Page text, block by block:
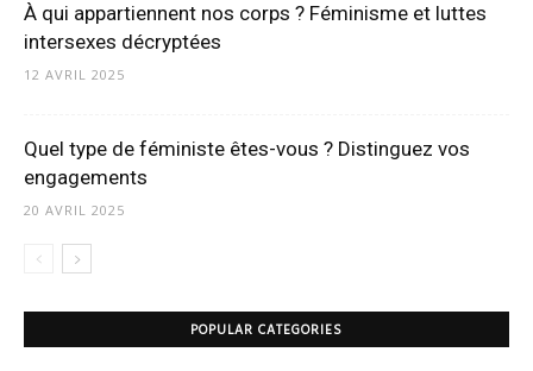
À qui appartiennent nos corps ? Féminisme et luttes
intersexes décryptées
12 AVRIL 2025
Quel type de féministe êtes-vous ? Distinguez vos
engagements
20 AVRIL 2025
POPULAR CATEGORIES